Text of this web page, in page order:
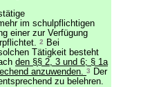
im schulpflichtigen
einer zur Verfügung
2
Bei
Tätigkeit besteht
den §§ 2, 3 und 6; § 1a
anzuwenden. 3
Der
zu belehren.